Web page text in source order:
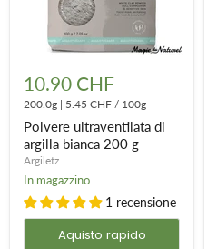
ultraventilata
di
argilla
bianca
200
g
10.90 CHF
200.0g | 5.45 CHF / 100g
Polvere ultraventilata di
argilla bianca 200 g
Argiletz
In magazzino
1 recensione
Aquisto rapido